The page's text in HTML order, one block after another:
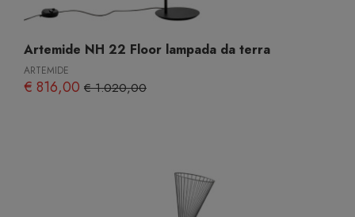
Artemide NH 22 Floor lampada da terra
ARTEMIDE
€ 816,00 € 1.020,00